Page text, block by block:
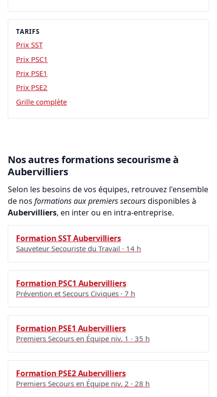
TARIFS
Prix SST
Prix PSC1
Prix PSE1
Prix PSE2
Grille complète
Nos autres formations secourisme à
Aubervilliers
Selon les besoins de vos équipes, retrouvez l'ensemble
de nos formations aux premiers secoursdisponibles à
Aubervilliers, en inter ou en intra-entreprise.
Formation SST Aubervilliers
Sauveteur Secouriste du Travail · 14 h
Formation PSC1 Aubervilliers
Prévention et Secours Civiques · 7 h
Formation PSE1 Aubervilliers
Premiers Secours en Équipe niv. 1 · 35 h
Formation PSE2 Aubervilliers
Premiers Secours en Équipe niv. 2 · 28 h